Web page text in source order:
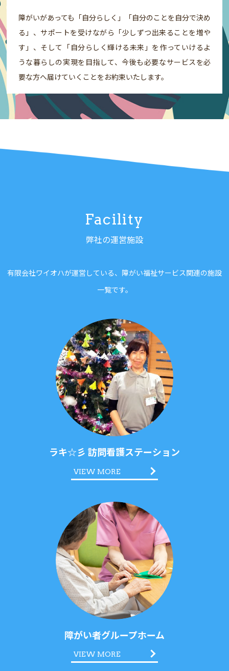
障がいがあっても「自分らしく」「自分のことを自分で決め
る」、サポートを受けながら「少しずつ出来ることを増や
す」、そして「自分らしく輝ける未来」を作っていけるよ
うな暮らしの実現を目指して、今後も必要なサービスを必
要な方へ届けていくことをお約束いたします。
Facility
弊社の運営施設
有限会社ワイオハが運営している、障がい福祉サービス関連の施設
一覧です。
ラキ☆彡 訪問看護ステーション
VIEW MORE
障がい者グループホーム
VIEW MORE